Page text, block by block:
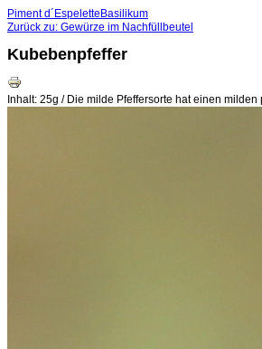
Piment d´Espelette Basilikum
Zurück zu: Gewürze im Nachfüllbeutel
Kubebenpfeffer
Inhalt: 25g / Die milde Pfeffersorte hat einen